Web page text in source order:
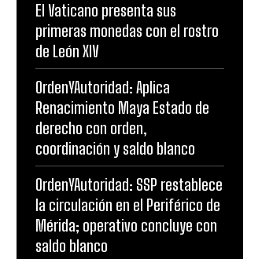
El Vaticano presenta sus
primeras monedas con el rostro
de León XIV
OrdenYAutoridad: Aplica
Renacimiento Maya Estado de
derecho con orden,
coordinación y saldo blanco
OrdenYAutoridad: SSP restablece
la circulación en el Periférico de
Mérida; operativo concluye con
saldo blanco